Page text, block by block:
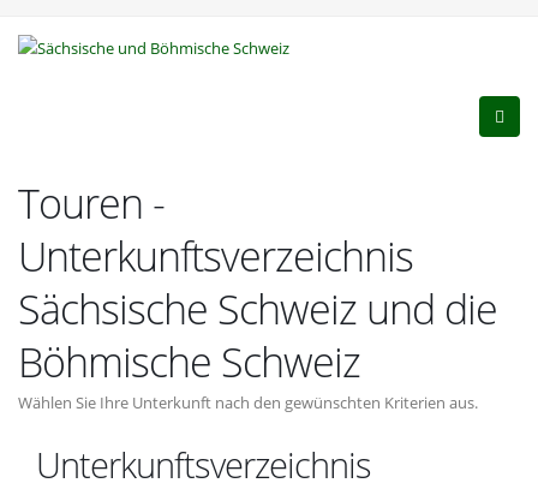
Touren -
Unterkunftsverzeichnis
Sächsische Schweiz und die
Böhmische Schweiz
Wählen Sie Ihre Unterkunft nach den gewünschten Kriterien aus.
Unterkunftsverzeichnis